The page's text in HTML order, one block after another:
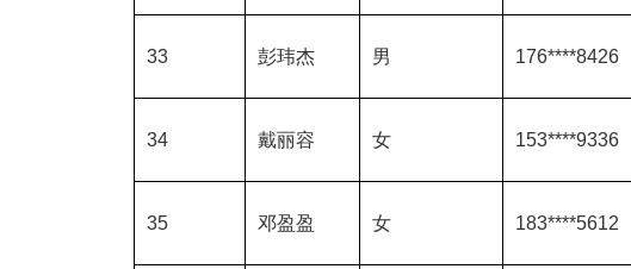
33 彭玮杰 男 176****8426
34 戴丽容 女 153****9336
35 邓盈盈 女 183****5612